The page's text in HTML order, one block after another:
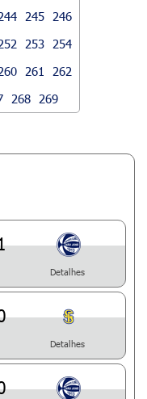
245
246
253
254
261
262
268 269
Detalhes
Detalhes